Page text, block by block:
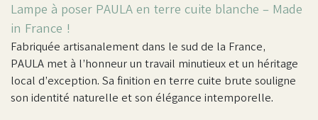
Lampe à poser PAULA en terre cuite blanche – Made
in France !
Fabriquée artisanalement dans le sud de la France,
PAULA met à l’honneur un travail minutieux et un héritage
local d’exception. Sa finition en terre cuite brute souligne
son identité naturelle et son élégance intemporelle.